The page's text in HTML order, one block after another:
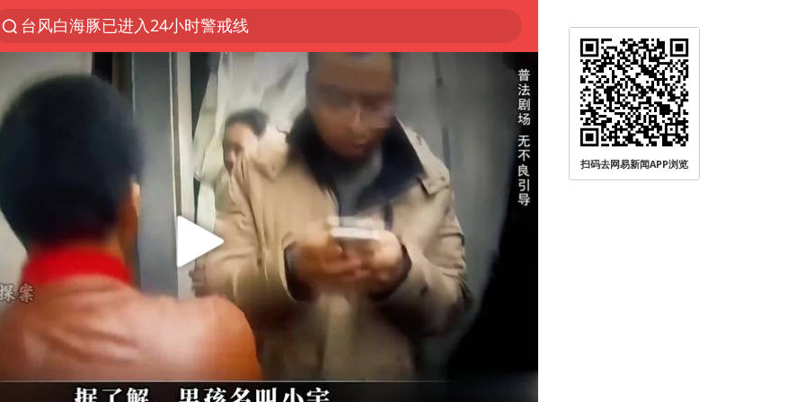
台风白海豚已进入24小时警戒线
上海：台风白海豚或将带来龙卷风
国乒男单横滨冠军赛全军覆没
四川宜宾高县4.9级地震致1死
38岁演员求职万岁山NPC成功
秋天的第一杯奶茶到底有多火
美股存储板块集体大跌
中巨芯：上半年归母净利润1405.77万元
东航：国内客票提前14天免费退改
日本试射“战斧”导弹，国防部回应
U17国足点球大战淘汰河床晋级决赛
扫码去网易新闻APP浏览